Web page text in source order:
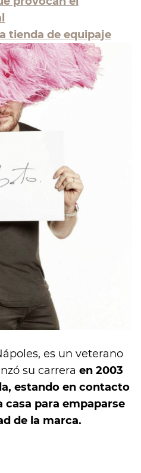
tienda de equipaje
es un veterano
su carrera en 2003
estando en contacto
casa para empaparse
de la marca.